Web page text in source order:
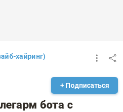
хайринг)
+ Подписаться
бота с